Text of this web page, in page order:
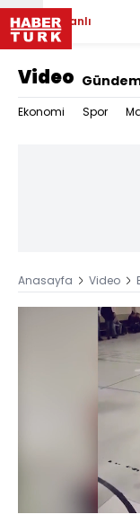
Canlı
Video
Ekonomi Spor
Anasayfa Video
Aç